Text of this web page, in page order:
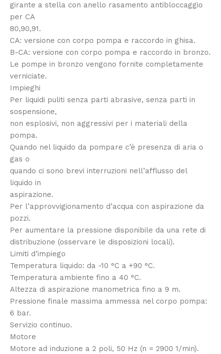
girante a stella con anello rasamento antibloccaggio
per CA
80,90,91.
CA: versione con corpo pompa e raccordo in ghisa.
B-CA: versione con corpo pompa e raccordo in bronzo.
Le pompe in bronzo vengono fornite completamente
verniciate.
Impieghi
Per liquidi puliti senza parti abrasive, senza parti in
sospensione,
non esplosivi, non aggressivi per i materiali della
pompa.
Quando nel liquido da pompare c’è presenza di aria o
gas o
quando ci sono brevi interruzioni nell’afflusso del
liquido in
aspirazione.
Per l’approvvigionamento d’acqua con aspirazione da
pozzi.
Per aumentare la pressione disponibile da una rete di
distribuzione (osservare le disposizioni locali).
Limiti d’impiego
Temperatura liquido: da -10 °C a +90 °C.
Temperatura ambiente fino a 40 °C.
Altezza di aspirazione manometrica fino a 9 m.
Pressione finale massima ammessa nel corpo pompa:
6 bar.
Servizio continuo.
Motore
Motore ad induzione a 2 poli, 50 Hz (n = 2900 1/min).